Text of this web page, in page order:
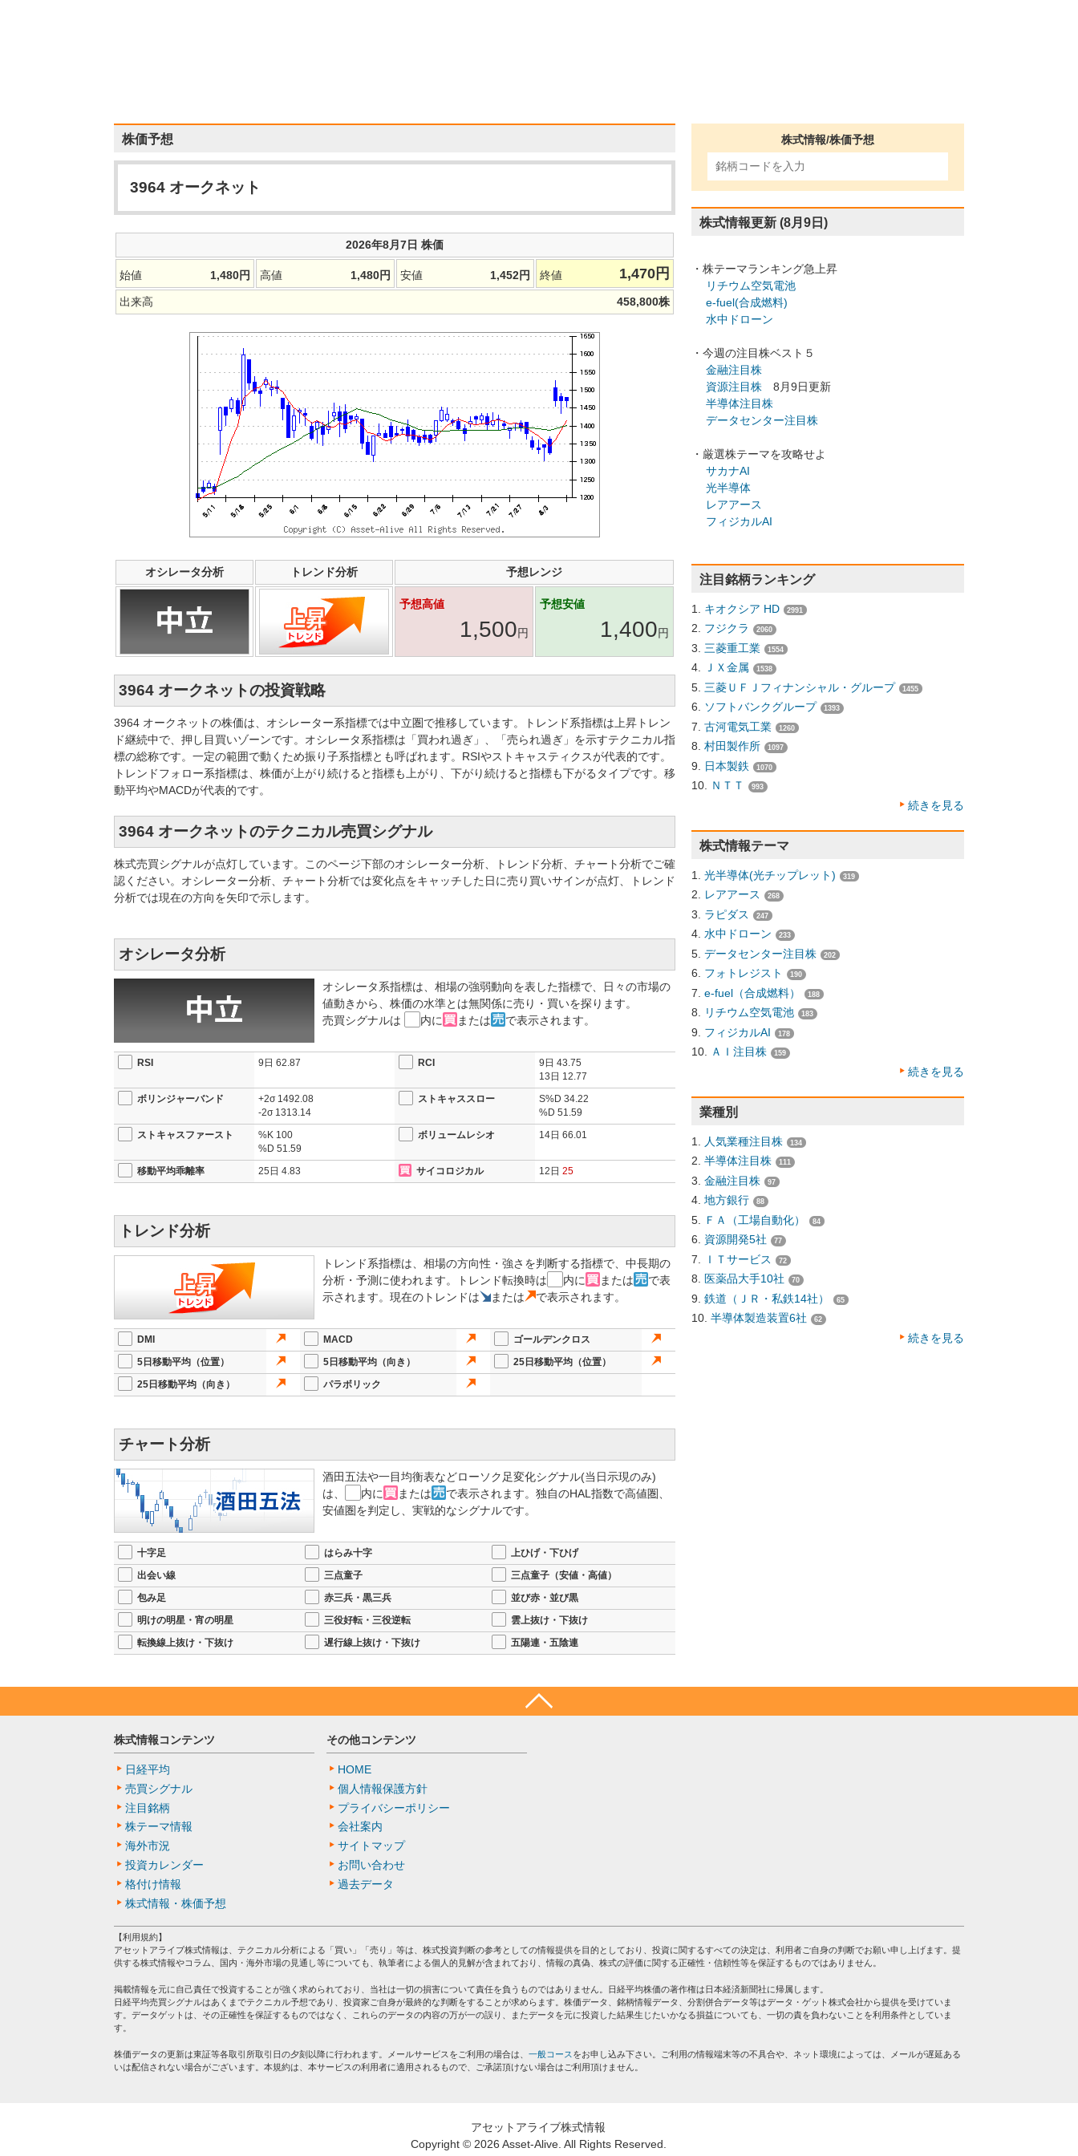
株価予想
3964 オークネット
2026年8月7日 株価
始値 1,480円 高値 1,480円 安値 1,452円 終値 1,470 円
出来高 458,800株
オシレータ分析 トレンド分析 予想レンジ
予想高値
1,500円
予想安値
1,400円
3964 オークネットの投資戦略
3964 オークネットの株価は、オシレーター系指標では中立圏で推移しています。トレンド系指標は上昇トレン
ド継続中で、押し目買いゾーンです。オシレータ系指標は「買われ過ぎ」、「売られ過ぎ」を示すテクニカル指
標の総称です。一定の範囲で動くため振り子系指標とも呼ばれます。RSIやストキャスティクスが代表的です。
トレンドフォロー系指標は、株価が上がり続けると指標も上がり、下がり続けると指標も下がるタイプです。移
動平均やMACDが代表的です。
3964 オークネットのテクニカル売買シグナル
株式売買シグナルが点灯しています。このページ下部のオシレーター分析、トレンド分析、チャート分析でご確
認ください。オシレーター分析、チャート分析では変化点をキャッチした日に売り買いサインが点灯、トレンド
分析では現在の方向を矢印で示します。
オシレータ分析
オシレータ系指標は、相場の強弱動向を表した指標で、日々の市場の
値動きから、株価の水準とは無関係に売り・買いを探ります。
売買シグナルは
内に または で表示されます。
RSI 9日 62.87 RCI 9日 43.75
13日 12.77
ボリンジャーバンド
+2σ 1492.08
-2σ 1313.14
ストキャススロー S%D 34.22
%D 51.59
ストキャスファースト
%K 100
%D 51.59
ボリュームレシオ 14日 66.01
移動平均乖離率 25日 4.83 サイコロジカル 12日 25
トレンド分析
トレンド系指標は、相場の方向性・強さを判断する指標で、中長期の
分析・予測に使われます。トレンド転換時は
内に または
で表
示されます。現在のトレンドは
または で表示されます。
DMI MACD
ゴールデンクロス
5日移動平均（位置）
5日移動平均（向き）
25日移動平均（位置）
25日移動平均（向き）
パラボリック
チャート分析
酒田五法や一目均衡表などローソク足変化シグナル(当日示現のみ)
は、
内に または
で表示されます。独自のHAL指数で高値圏、
安値圏を判定し、実戦的なシグナルです。
十字足 はらみ十字
上ひげ・下ひげ
出会い線
三点童子
三点童子（安値・高値）
包み足
赤三兵・黒三兵
並び赤・並び黒
明けの明星・宵の明星
三役好転・三役逆転
雲上抜け・下抜け
転換線上抜け・下抜け
遅行線上抜け・下抜け 五陽連・五陰連
株式情報/株価予想
株式情報更新 (8月9日)
・株テーマランキング急上昇
リチウム空気電池
e-fuel(合成燃料)
水中ドローン
・今週の注目株ベスト５
金融注目株
資源注目株 8月9日更新
半導体注目株
データセンター注目株
・厳選株テーマを攻略せよ
サカナAI
光半導体
レアアース
フィジカルAI
注目銘柄ランキング
キオクシア HD 2991
フジクラ 2060
三菱重工業 1554
ＪＸ金属 1538
三菱ＵＦＪフィナンシャル・グループ 1455
ソフトバンクグループ 1393
古河電気工業 1260
村田製作所 1097
日本製鉄 1070
ＮＴＴ 993
続きを見る
株式情報テーマ
光半導体(光チップレット) 319
レアアース 268
ラピダス 247
水中ドローン 233
データセンター注目株 202
フォトレジスト 190
e-fuel（合成燃料） 188
リチウム空気電池 183
フィジカルAI 178
ＡＩ注目株 159
続きを見る
業種別
人気業種注目株 134
半導体注目株 111
金融注目株 97
地方銀行 88
ＦＡ（工場自動化） 84
資源開発5社 77
ＩＴサービス 72
医薬品大手10社 70
鉄道（ＪＲ・私鉄14社） 65
半導体製造装置6社 62
続きを見る
株式情報コンテンツ
日経平均
売買シグナル
注目銘柄
株テーマ情報
海外市況
投資カレンダー
格付け情報
株式情報・株価予想
その他コンテンツ
HOME
個人情報保護方針
プライバシーポリシー
会社案内
サイトマップ
お問い合わせ
過去データ
【利用規約】
アセットアライブ株式情報は、テクニカル分析による「買い」「売り」等は、株式投資判断の参考としての情報提供を目的としており、投資に関するすべての決定は、利用者ご自身の判断でお願い申し上げます。提
供する株式情報やコラム、国内・海外市場の見通し等についても、執筆者による個人的見解が含まれており、情報の真偽、株式の評価に関する正確性・信頼性等を保証するものではありません。
掲載情報を元に自己責任で投資することが強く求められており、当社は一切の損害について責任を負うものではありません。日経平均株価の著作権は日本経済新聞社に帰属します。
日経平均売買シグナルはあくまでテクニカル予想であり、投資家ご自身が最終的な判断をすることが求めらます。株価データ、銘柄情報データ、分割併合データ等はデータ・ゲット株式会社から提供を受けていま
す。データゲットは、その正確性を保証するものではなく、これらのデータの内容の万が一の誤り、またデータを元に投資した結果生じたいかなる損益についても、一切の責を負わないことを利用条件としていま
す。
株価データの更新は東証等各取引所取引日の夕刻以降に行われます。メールサービスをご利用の場合は、 一般コース をお申し込み下さい。ご利用の情報端末等の不具合や、ネット環境によっては、メールが遅延ある
いは配信されない場合がございます。本規約は、本サービスの利用者に適用されるもので、ご承諾頂けない場合はご利用頂けません。
アセットアライブ株式情報
Copyright © 2026 Asset-Alive. All Rights Reserved.